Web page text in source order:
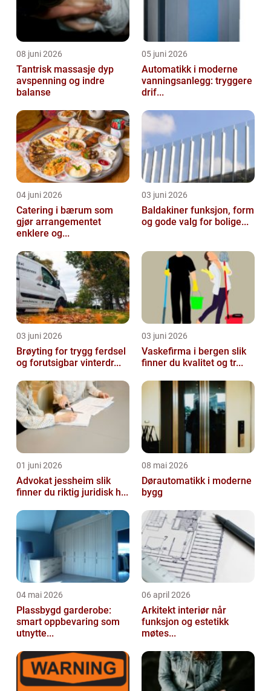
08 juni 2026
Tantrisk massasje dyp
avspenning og indre
balanse
05 juni 2026
Automatikk i moderne
vanningsanlegg: tryggere
drif...
04 juni 2026
Catering i bærum som
gjør arrangementet
enklere og...
03 juni 2026
Baldakiner funksjon, form
og gode valg for bolige...
03 juni 2026
Brøyting for trygg ferdsel
og forutsigbar vinterdr...
03 juni 2026
Vaskefirma i bergen slik
finner du kvalitet og tr...
01 juni 2026
Advokat jessheim slik
finner du riktig juridisk h...
08 mai 2026
Dørautomatikk i moderne
bygg
04 mai 2026
Plassbygd garderobe:
smart oppbevaring som
utnytte...
06 april 2026
Arkitekt interiør når
funksjon og estetikk
møtes...